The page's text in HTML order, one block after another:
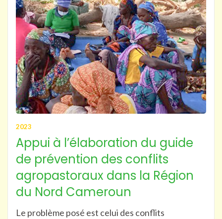
2023
Appui à l’élaboration du guide
de prévention des conflits
agropastoraux dans la Région
du Nord Cameroun
Le problème posé est celui des conflits